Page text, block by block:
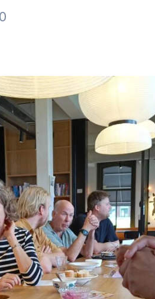
Buurtenergie
Omgevingswet en
invoering
telefoon of e-mail.